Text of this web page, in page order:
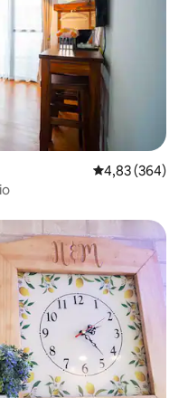
4,83 de uma
4,83 (364)